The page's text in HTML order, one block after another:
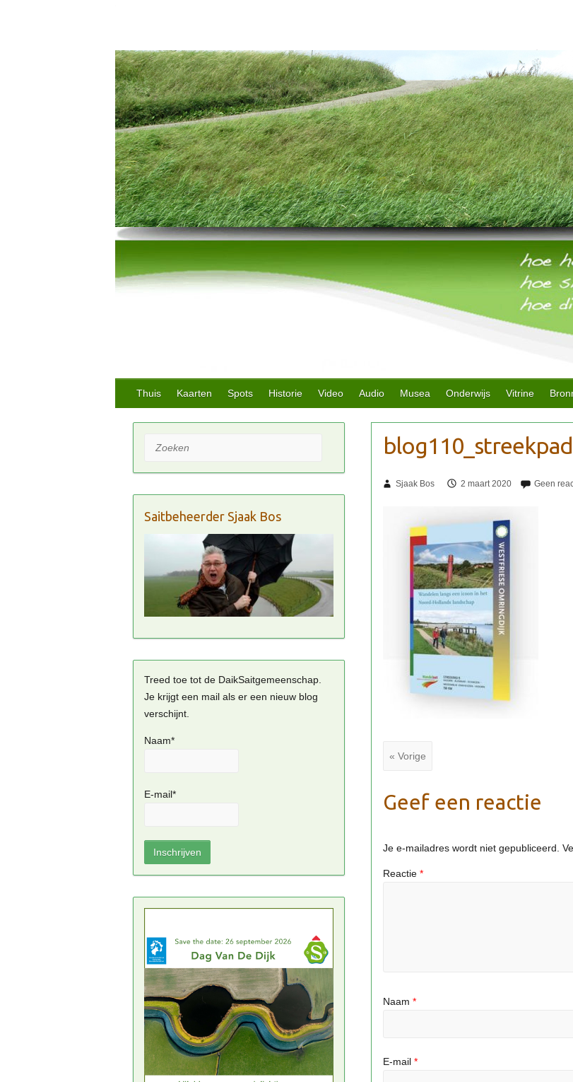
Thuis Kaarten Spots Historie Video Audio Musea Onderwijs Vitrine
Sjaak Bos 2 maart 2020
« Vorige
Geef een reactie
Je e-mailadres wordt niet gepubliceerd.
Reactie *
Naam *
E-mail *
Zoeken
Saitbeheerder Sjaak Bos
Treed toe tot de DaikSaitgemeenschap.
Je krijgt een mail als er een nieuw blog
verschijnt.
Naam*
E-mail*